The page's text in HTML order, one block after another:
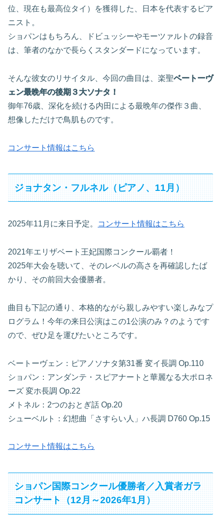
位、現在も最高位タイ）を獲得した、日本を代表するピア
ニスト。
ショパンはもちろん、ドビュッシーやモーツァルトの録音
は、筆者のなかで長らくスタンダードになっています。
そんな彼女のリサイタル、今回の曲目は、楽聖ベートーヴ
ェン最晩年の後期３大ソナタ！
御年76歳、深化を続ける内田による最晩年の傑作３曲、
想像しただけで鳥肌ものです。
コンサート情報はこちら
ジョナタン・フルネル（ピアノ、11月）
2025年11月に来日予定。 コンサート情報はこちら
2021年エリザベート王妃国際コンクール覇者！
2025年大会を聴いて、そのレベルの高さを再確認したば
かり、その前回大会優勝者。
曲目も下記の通り、本格的ながら親しみやすい楽しみなプ
ログラム！今年の来日公演はこの1公演のみ？のようです
ので、ぜひ足を運びたいところです。
ベートーヴェン：ピアノソナタ第31番 変イ長調 Op.110
ショパン：アンダンテ・スピアナートと華麗なる大ポロネ
ーズ 変ホ長調 Op.22
メトネル：2つのおとぎ話 Op.20
シューベルト：幻想曲「さすらい人」ハ長調 D760 Op.15
コンサート情報はこちら
ショパン国際コンクール優勝者／入賞者ガラ
コンサート（12月～2026年1月）